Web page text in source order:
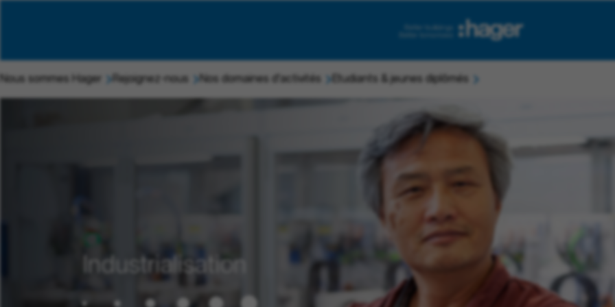
Nous sommes Hager Rejoignez-nous Nos domaines d'activités Etudiants & jeunes diplômés
Industrialisation